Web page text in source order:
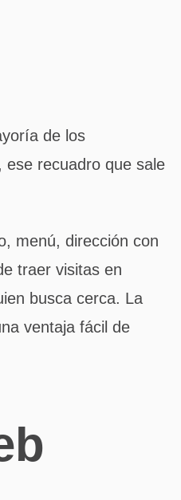
de los
ese recuadro que sale
menú, dirección con
traer visitas en
busca cerca. La
ventaja fácil de